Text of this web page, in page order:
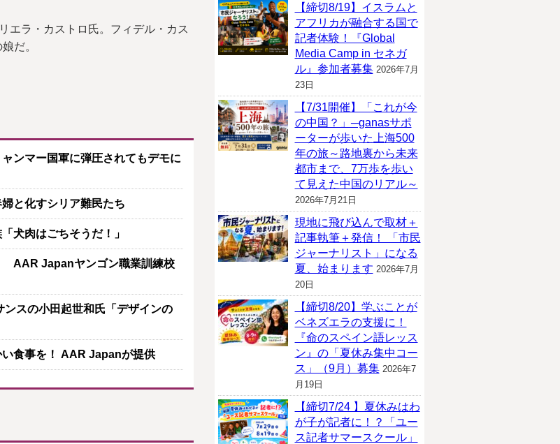
エラ・カストロ氏。フィデル・カス
だ。
ンマー国軍に弾圧されてもデモに
と化すシリア難民たち
犬肉はごちそうだ！」
AAR Japanヤンゴン職業訓練校
スの小田起世和氏「デザインの
食事を！ AAR Japanが提供
【締切8/19】イスラムと
アフリカが融合する国で
記者体験！『Global
Media Camp in セネガ
ル』参加者募集 2026年7月
23日
【7/31開催】「これが今
の中国？」─ganasサポ
ーターが歩いた上海500
年の旅～路地裏から未来
都市まで、7万歩を歩い
て見えた中国のリアル～
2026年7月21日
現地に飛び込んで取材＋
記事執筆＋発信！ 「市民
ジャーナリスト」になる
夏、始まります 2026年7月
20日
【締切8/20】学ぶことが
ベネズエラの支援に！
『命のスペイン語レッス
ン』の「夏休み集中コー
ス」（9月）募集 2026年7
月19日
【締切7/24 】夏休みはわ
が子が記者に！？「ユー
ス記者サマースクール」